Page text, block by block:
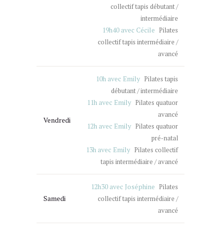
collectif tapis débutant /
intermédiaire
19h40 avec Cécile Pilates
collectif tapis intermédiaire /
avancé
Vendredi
10h avec Emily Pilates tapis
débutant / intermédiaire
11h avec Emily Pilates quatuor
avancé
12h avec Emily Pilates quatuor
pré-natal
13h avec Emily Pilates collectif
tapis intermédiaire / avancé
Samedi
12h30 avec Joséphine Pilates
collectif tapis intermédiaire /
avancé